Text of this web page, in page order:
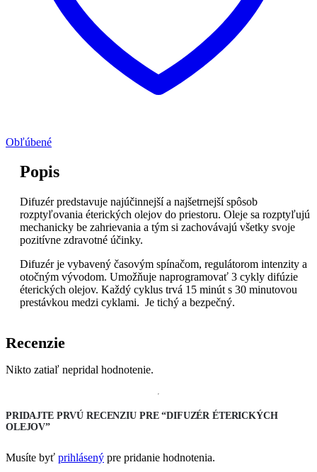
Obľúbené
Popis
Difuzér predstavuje najúčinnejší a najšetrnejší spôsob
rozptyľovania éterických olejov do priestoru. Oleje sa rozptyľujú
mechanicky be zahrievania a tým si zachovávajú všetky svoje
pozitívne zdravotné účinky.
Difuzér je vybavený časovým spínačom, regulátorom intenzity a
otočným vývodom. Umožňuje naprogramovať 3 cykly difúzie
éterických olejov. Každý cyklus trvá 15 minút s 30 minutovou
prestávkou medzi cyklami. Je tichý a bezpečný.
Recenzie
Nikto zatiaľ nepridal hodnotenie.
PRIDAJTE PRVÚ RECENZIU PRE “DIFUZÉR ÉTERICKÝCH
OLEJOV”
Musíte byť prihlásený pre pridanie hodnotenia.